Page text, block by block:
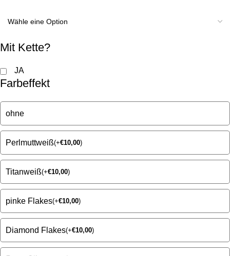
Mit Kette?
JA
Farbeffekt
ohne
Perlmuttweiß(+€10,00)
Titanweiß(+€10,00)
pinke Flakes(+€10,00)
Diamond Flakes(+€10,00)